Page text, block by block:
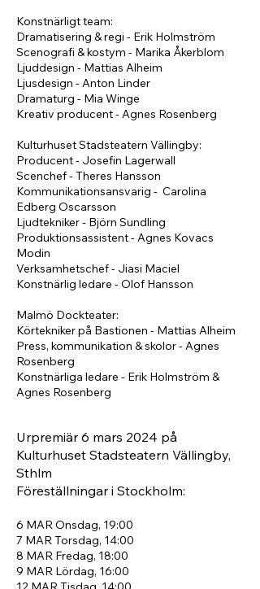
Konstnärligt team:
Dramatisering & regi - Erik Holmström
Scenografi & kostym - Marika Åkerblom
Ljuddesign - Mattias Alheim
Ljusdesign - Anton Linder
Dramaturg - Mia Winge
Kreativ producent - Agnes Rosenberg
Kulturhuset Stadsteatern Vällingby:
Producent - Josefin Lagerwall
Scenchef - Theres Hansson
Kommunikationsansvarig - Carolina
Edberg Oscarsson
Ljudtekniker - Björn Sundling
Produktionsassistent - Agnes Kovacs
Modin
Verksamhetschef - Jiasi Maciel
Konstnärlig ledare - Olof Hansson
Malmö Dockteater:
Körtekniker på Bastionen - Mattias Alheim
Press, kommunikation & skolor - Agnes
Rosenberg
Konstnärliga ledare - Erik Holmström &
Agnes Rosenberg
Urpremiär 6 mars 2024 på
Kulturhuset Stadsteatern Vällingby,
Sthlm
Föreställningar i Stockholm:
6 MAROnsdag, 19:00
7 MARTorsdag, 14:00
8 MAR Fredag, 18:00
9 MAR Lördag, 16:00